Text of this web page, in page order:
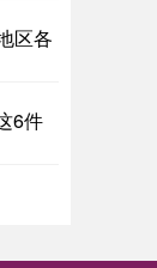
区各
6件